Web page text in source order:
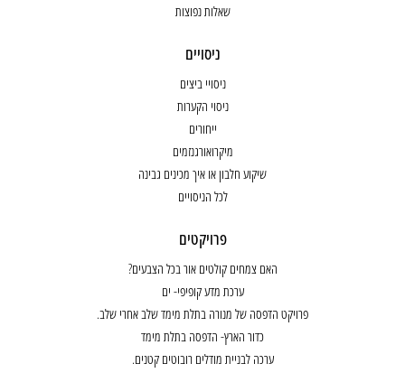
שאלות נפוצות
ניסויים
ניסויי ביצים
ניסוי הקערות
ייחורים
מיקרואורגנזמים
שיקוע חלבון או איך מכינים גבינה
לכל הניסויים
פרויקטים
האם צמחים קולטים אור בכל הצבעים?
ערכת מדע קופיפי- ים
פרויקט הדפסה של מנורה בתלת מימד שלב אחרי שלב.
כדור הארץ- הדפסה בתלת מימד
ערכה לבניית מודלים רובוטים קטנים.